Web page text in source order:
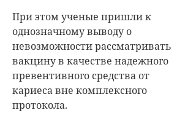
При этом ученые пришли к
однозначному выводу о
невозможности рассматривать
вакцину в качестве надежного
превентивного средства от
кариеса вне комплексного
протокола.